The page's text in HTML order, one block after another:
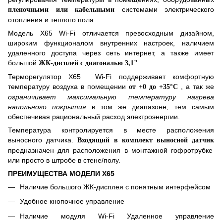
пленочными или кабельными системами электрического
отопления и теплого пола.
Модель X65Wi-Fi отличается превосходным дизайном,
широким функционалом внутренних настроек, наличием
удаленного доступа через сеть интернет, а также имеет
большой ЖК-дисплей с диагональю 3,1"
ТерморегуляторX65Wi-Fi поддерживает комфортную
температуру воздуха в помещении от +0 до +35°С
, а так же
ограничивает максимальную температуру нагрева
напольного покрытияв том же диапазоне, тем самым
обеспечивая рациональный расход электроэнергии.
Температура контролируется в месте расположения
выносного датчика.Входящий в комплект выносной датчик
предназначен для расположения в монтажной гофротрубке
или просто в штробе в стене/полу.
ПРЕИМУЩЕСТВА МОДЕЛИ X65
Наличие большого ЖК-дисплея с понятным интерфейсом
Удобное кнопочное управление
Наличие модуля Wi-Fi Удаленное управление